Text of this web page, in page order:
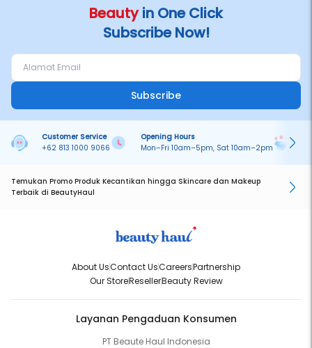
Beautyin One Click
Subscribe Now!
Subscribe
Customer Service
+62 813 1000 9066
Opening Hours
Mon–Fri 10am–5pm, Sat 10am–2pm
Temukan Promo Produk Kecantikan hingga Skincare dan Makeup
Terbaik di BeautyHaul
About UsContact UsCareersPartnership
Our StoreResellerBeauty Review
Layanan Pengaduan Konsumen
PT Beaute Haul Indonesia